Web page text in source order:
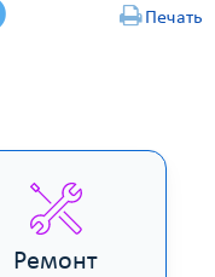
Печать
Ремонт